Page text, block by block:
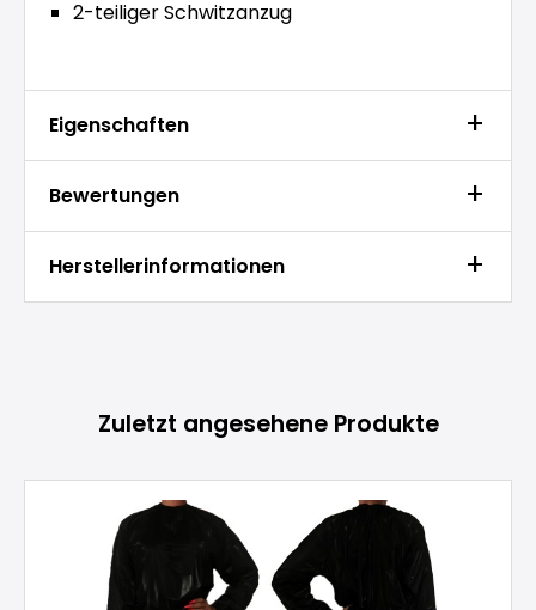
2-teiliger Schwitzanzug
Eigenschaften
Bewertungen
Herstellerinformationen
Zuletzt angesehene Produkte